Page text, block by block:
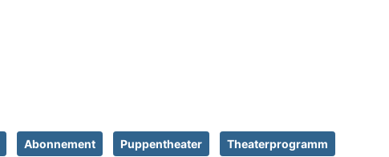
Abonnement Puppentheater Theaterprogramm